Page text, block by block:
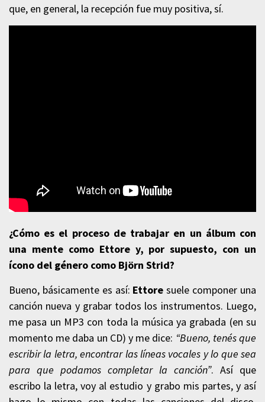
que, en general, la recepción fue muy positiva, sí.
¿Cómo es el proceso de trabajar en un álbum con
una mente como Ettore y, por supuesto, con un
ícono del género como Björn Strid?
Bueno, básicamente es así: Ettore suele componer una
canción nueva y grabar todos los instrumentos. Luego,
me pasa un MP3 con toda la música ya grabada (en su
momento me daba un CD) y me dice: “Bueno, tenés que
escribir la letra, encontrar las líneas vocales y lo que sea
para que podamos completar la canción”. Así que
escribo la letra, voy al estudio y grabo mis partes, y así